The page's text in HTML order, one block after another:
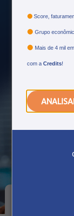
Score,
Grupo
Mais de 4 mil
com a Credits!